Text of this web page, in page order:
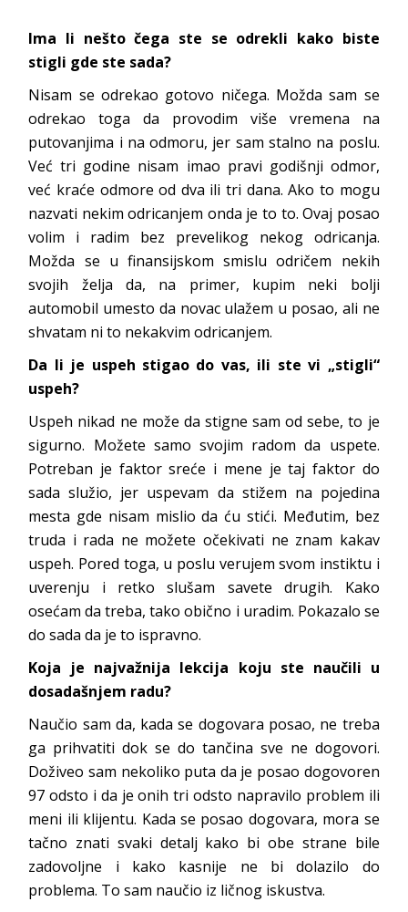
Ima li nešto čega ste se odrekli kako biste
stigli gde ste sada?
Nisam se odrekao gotovo ničega. Možda sam se
odrekao toga da provodim više vremena na
putovanjima i na odmoru, jer sam stalno na poslu.
Već tri godine nisam imao pravi godišnji odmor,
već kraće odmore od dva ili tri dana. Ako to mogu
nazvati nekim odricanjem onda je to to. Ovaj posao
volim i radim bez prevelikog nekog odricanja.
Možda se u finansijskom smislu odričem nekih
svojih želja da, na primer, kupim neki bolji
automobil umesto da novac ulažem u posao, ali ne
shvatam ni to nekakvim odricanjem.
Da li je uspeh stigao do vas, ili ste vi „stigli“
uspeh?
Uspeh nikad ne može da stigne sam od sebe, to je
sigurno. Možete samo svojim radom da uspete.
Potreban je faktor sreće i mene je taj faktor do
sada služio, jer uspevam da stižem na pojedina
mesta gde nisam mislio da ću stići. Međutim, bez
truda i rada ne možete očekivati ne znam kakav
uspeh. Pored toga, u poslu verujem svom instiktu i
uverenju i retko slušam savete drugih. Kako
osećam da treba, tako obično i uradim. Pokazalo se
do sada da je to ispravno.
Koja je najvažnija lekcija koju ste naučili u
dosadašnjem radu?
Naučio sam da, kada se dogovara posao, ne treba
ga prihvatiti dok se do tančina sve ne dogovori.
Doživeo sam nekoliko puta da je posao dogovoren
97 odsto i da je onih tri odsto napravilo problem ili
meni ili klijentu. Kada se posao dogovara, mora se
tačno znati svaki detalj kako bi obe strane bile
zadovoljne i kako kasnije ne bi dolazilo do
problema. To sam naučio iz ličnog iskustva.